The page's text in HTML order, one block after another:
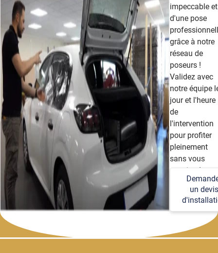
impeccable et
d'une pose
grâce à notre
réseau de
poseurs !
Validez avec
notre équipe
jour et l'heure
de
l'intervention
pour profiter
pleinement
sans vous
soucier des
détails
techniques et
logistiques.
un devis